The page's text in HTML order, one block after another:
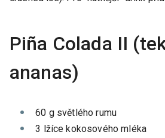
Piña Colada II
ananas)
60 g světlého rumu
3 lžíce kokosového mléka